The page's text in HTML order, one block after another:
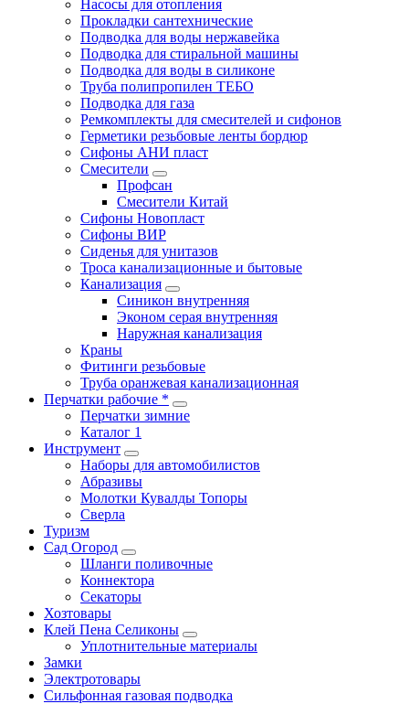
Насосы для отопления
Прокладки сантехнические
Подводка для воды нержавейка
Подводка для стиральной машины
Подводка для воды в силиконе
Труба полипропилен ТЕБО
Подводка для газа
Ремкомплекты для смесителей и сифонов
Герметики резьбовые ленты бордюр
Сифоны АНИ пласт
Смесители
Профсан
Смесители Китай
Сифоны Новопласт
Сифоны ВИР
Сиденья для унитазов
Троса канализационные и бытовые
Канализация
Синикон внутренняя
Эконом серая внутренняя
Наружная канализация
Краны
Фитинги резьбовые
Труба оранжевая канализационная
Перчатки рабочие *
Перчатки зимние
Каталог 1
Инструмент
Наборы для автомобилистов
Абразивы
Молотки Кувалды Топоры
Сверла
Туризм
Сад Огород
Шланги поливочные
Коннектора
Секаторы
Хозтовары
Клей Пена Селиконы
Уплотнительные материалы
Замки
Электротовары
Сильфонная газовая подводка